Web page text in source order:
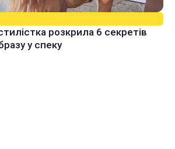
розкрила 6 секретів
у спеку